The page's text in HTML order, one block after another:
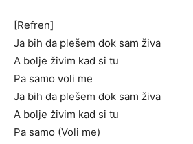
[Refren]
Ja bih da plešem dok sam živa
A bolje živim kad si tu
Pa samo voli me
Ja bih da plešem dok sam živa
A bolje živim kad si tu
Pa samo (Voli me)